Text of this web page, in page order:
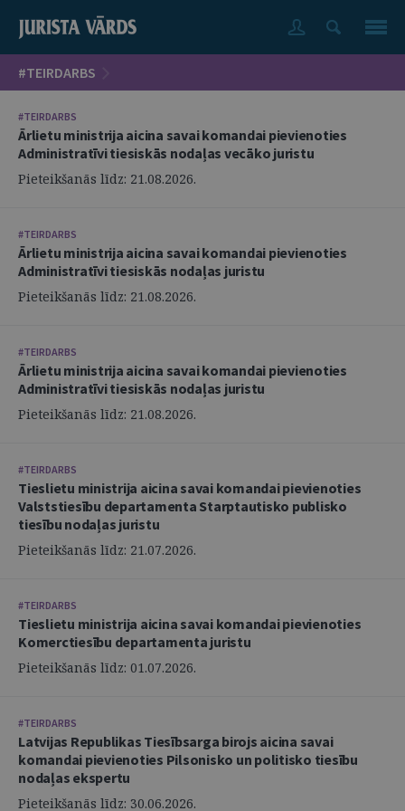
#TEIRDARBS
#TEIRDARBS
Ārlietu ministrija aicina savai komandai pievienoties
Administratīvi tiesiskās nodaļas vecāko juristu
Pieteikšanās līdz: 21.08.2026.
#TEIRDARBS
Ārlietu ministrija aicina savai komandai pievienoties
Administratīvi tiesiskās nodaļas juristu
Pieteikšanās līdz: 21.08.2026.
#TEIRDARBS
Ārlietu ministrija aicina savai komandai pievienoties
Administratīvi tiesiskās nodaļas juristu
Pieteikšanās līdz: 21.08.2026.
#TEIRDARBS
Tieslietu ministrija aicina savai komandai pievienoties
Valststiesību departamenta Starptautisko publisko
tiesību nodaļas juristu
Pieteikšanās līdz: 21.07.2026.
#TEIRDARBS
Tieslietu ministrija aicina savai komandai pievienoties
Komerctiesību departamenta juristu
Pieteikšanās līdz: 01.07.2026.
#TEIRDARBS
Latvijas Republikas Tiesībsarga birojs aicina savai
komandai pievienoties Pilsonisko un politisko tiesību
nodaļas ekspertu
Pieteikšanās līdz: 30.06.2026.